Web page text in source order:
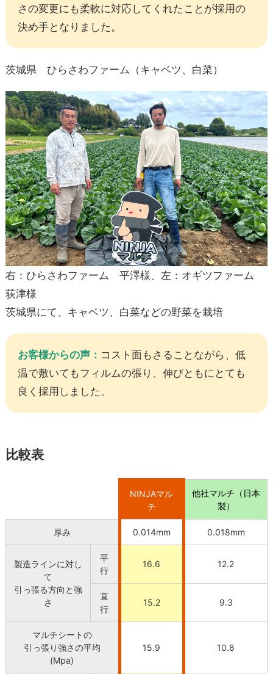
さの変更にも柔軟に対応してくれたことが採用の
決め手となりました。
茨城県 ひらさわファーム（キャベツ、白菜）
右：ひらさわファーム 平澤様、左：オギツファーム
荻津様
茨城県にて、キャベツ、白菜などの野菜を栽培
お客様からの声： コスト面もさることながら、低
温で敷いてもフィルムの張り、伸びともにとても
良く採用しました。
比較表
NINJAマル
チ
他社マルチ（日本
製）
厚み 0.014mm 0.018mm
製造ラインに対し
て
引っ張る方向と強
さ
平
行
16.6 12.2
直
行
15.2 9.3
マルチシートの
引っ張り強さの平均
(Mpa)
15.9 10.8